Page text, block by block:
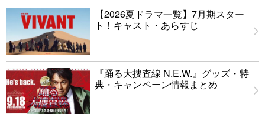
【2026夏ドラマ一覧】7月期スター
ト！キャスト・あらすじ
『踊る大捜査線 N.E.W.』グッズ・特
典・キャンペーン情報まとめ